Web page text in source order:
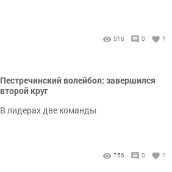
516 0 1
Пестречинский волейбол: завершился
второй круг
В лидерах две команды
756 0 1